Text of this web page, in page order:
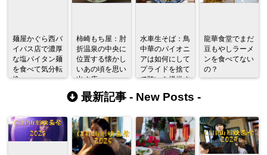
麺屋かぐら西バ
イパス店で濃厚
な塩パイタン麺
を食べて気分転
換
柿崎もち屋：肘
折温泉の中央に
位置する懐かし
いあの頃を思い
出す店
水車生そば：鳥
中華のパイオニ
アは如何にして
プライドを捨て
て賄いを提供す
か
龍華食堂でまだ
豆もやしラーメ
ンを食べてない
の？
最新記事 - New Posts -